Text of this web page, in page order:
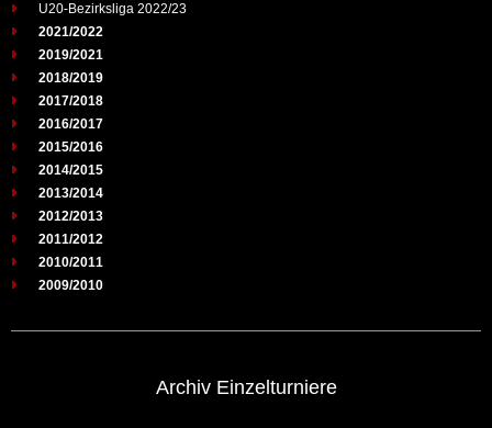
U20-Bezirksliga 2022/23
2021/2022
2019/2021
2018/2019
2017/2018
2016/2017
2015/2016
2014/2015
2013/2014
2012/2013
2011/2012
2010/2011
2009/2010
Archiv Einzelturniere